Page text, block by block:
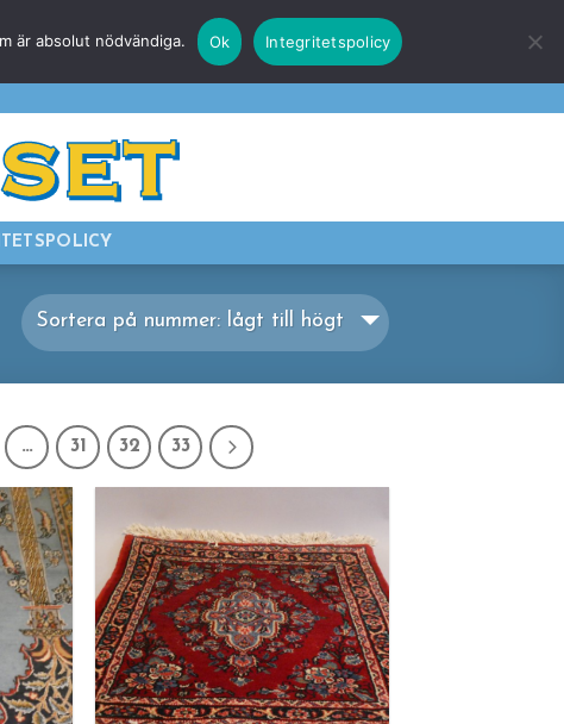
LOGGA IN
Sortera på nummer: lågt till högt
… 31 32 33
är absolut nödvändiga. Ok Integritetspolicy